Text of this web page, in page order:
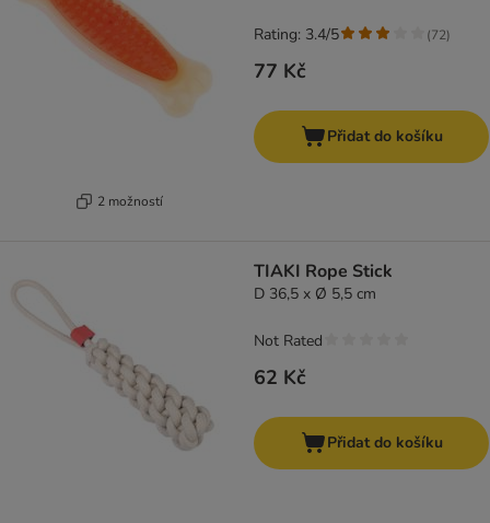
2 možností
77 Kč
Rating: 3.4/5 (72)
Přidat do košíku
TIAKI Rope Stick
D 36,5 x Ø 5,5 cm
62 Kč
Not Rated
Přidat do košíku